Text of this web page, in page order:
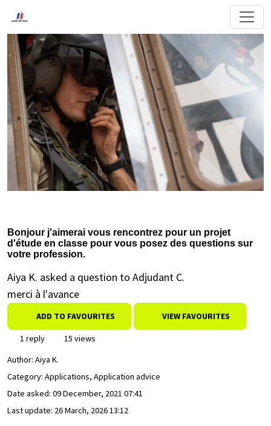
Bonjour j'aimerai vous rencontrez pour un projet
d'étude en classe pour vous posez des questions sur
votre profession.
Aiya K. asked a question to Adjudant C.
merci à l'avance
ADD TO FAVOURITES VIEW FAVOURITES
1 reply
15 views
Author: Aiya K.
Category: Applications, Application advice
Date asked: 09 December, 2021 07:41
Last update: 26 March, 2026 13:12